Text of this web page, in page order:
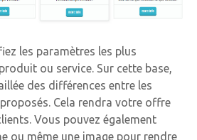
les paramètres les plus
ou service. Sur cette base,
des différences entre les
Cela rendra votre offre
Vous pouvez également
ou même une image pour rendre